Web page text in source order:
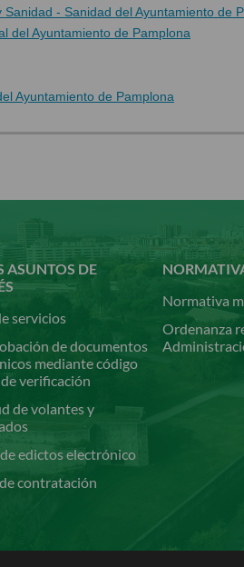
- Sanidad del Ayuntamiento de
del Ayuntamiento de Pamplona
Ayuntamiento de Pamplona
ASUNTOS DE
servicios
de documentos
mediante código
verificación
de volantes y
edictos electrónico
contratación
Normativa
Ordenanza